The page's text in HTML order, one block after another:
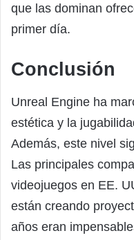
que las dominan
primer día.
Conclusión
Unreal Engine ha
estética y la
Además, este nivel
Las principales
videojuegos en EE.
están creando
años eran